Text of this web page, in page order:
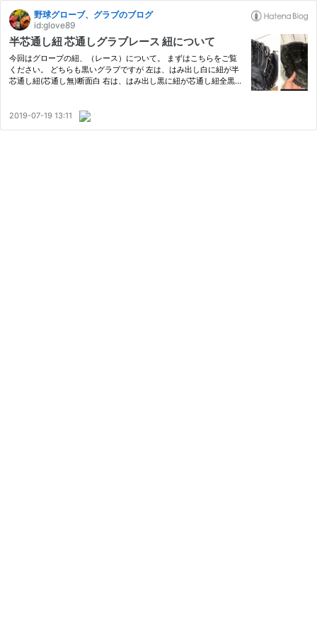
野球グローブ、グラブのブログ
id:glove89
半芯通し紐 芯通しグラブレース 紐について
今回はグローブの紐、（レース）について。 まずはこちらをご覧
ください。 どちらも黒いグラブですが 左は、はみ出し白に紐が半
芯通し紐(芯通し無)断面白 右は、はみ出し黒に紐が芯通し紐全黒
ま…
2019-07-19 13:11